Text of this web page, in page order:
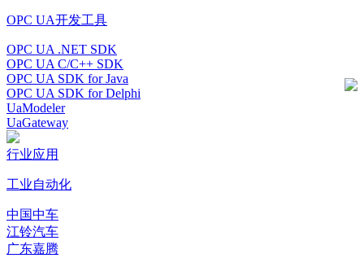
OPC UA开发工具
OPC UA .NET SDK
OPC UA C/C++ SDK
OPC UA SDK for Java
OPC UA SDK for Delphi
UaModeler
UaGateway
行业应用
工业自动化
中国中车
江铃汽车
广东嘉腾